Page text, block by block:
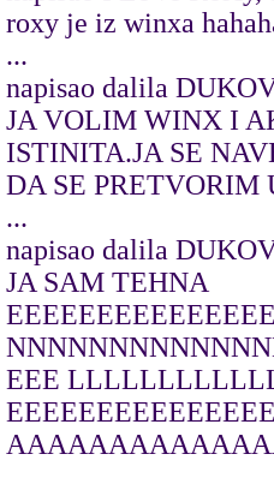
roxy je iz winxa
...
napisao dalila
JA VOLIM WINX I
ISTINITA.JA SE
DA SE PRETVORIM
...
napisao dalila
JA SAM TEHNA
EEE